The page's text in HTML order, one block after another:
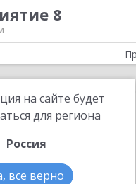
8
на сайте будет
для региона
Россия
все верно
1C-UMI в
1C-UMI